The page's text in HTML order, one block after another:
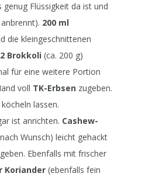
genug Flüssigkeit da ist und
200 ml
die kleingeschnittenen
Brokkoli (ca. 200 g)
für eine weitere Portion
voll TK-Erbsen zugeben.
lassen.
ist anrichten. Cashew-
Wunsch) leicht gehackt
Ebenfalls mit frischer
Koriander (ebenfalls fein